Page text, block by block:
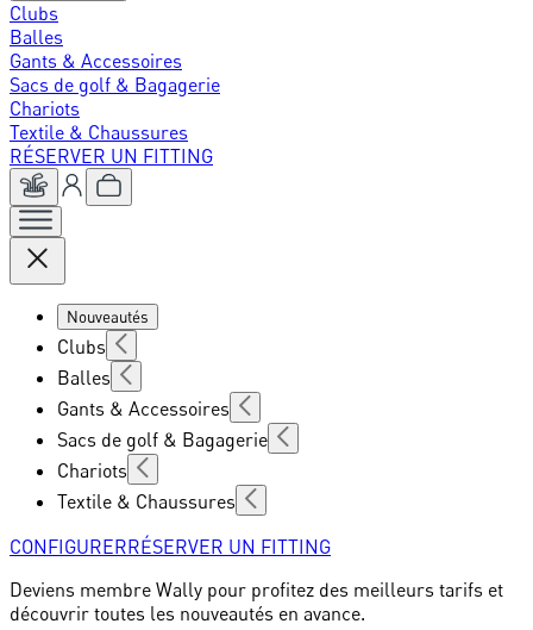
Clubs
Balles
Gants & Accessoires
Sacs de golf & Bagagerie
Chariots
Textile & Chaussures
RÉSERVER UN FITTING
Nouveautés
Clubs
Balles
Gants & Accessoires
Sacs de golf & Bagagerie
Chariots
Textile & Chaussures
CONFIGURERRÉSERVER UN FITTING
Deviens membre Wally pour profitez des meilleurs tarifs et
découvrir toutes les nouveautés en avance.